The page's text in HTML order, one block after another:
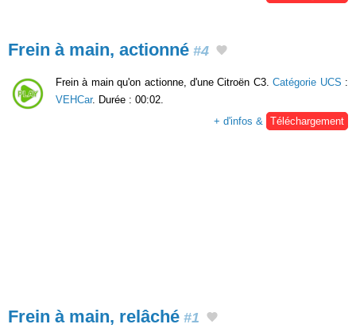
Frein à main, actionné #4
Frein à main qu'on actionne, d'une Citroën C3.Catégorie UCS :
VEHCar. Durée : 00:02.
+ d'infos & Téléchargement
Frein à main, relâché #1